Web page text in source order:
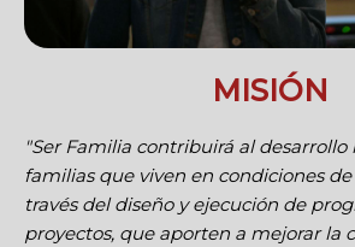
MISIÓN
"Ser Familia contribuirá al desarrollo
familias que viven en condiciones de
través del diseño y ejecución de
proyectos, que aporten a mejorar la